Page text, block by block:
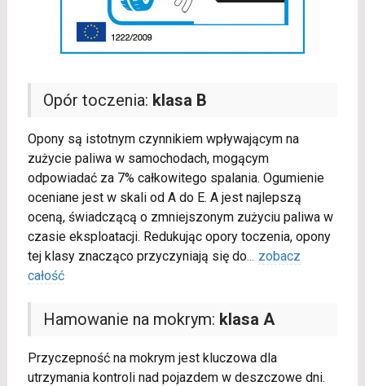
Opór toczenia: klasa B
Opony są istotnym czynnikiem wpływającym na
zużycie paliwa w samochodach, mogącym
odpowiadać za 7% całkowitego spalania. Ogumienie
oceniane jest w skali od A do E. A jest najlepszą
oceną, świadczącą o zmniejszonym zużyciu paliwa w
czasie eksploatacji. Redukując opory toczenia, opony
tej klasy znacząco przyczyniają się do... zobacz
całość
Hamowanie na mokrym: klasa A
Przyczepność na mokrym jest kluczowa dla
utrzymania kontroli nad pojazdem w deszczowe dni.